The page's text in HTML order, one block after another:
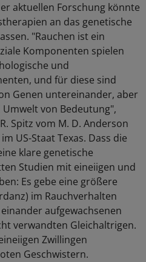
aktuellen Forschung könnte
an das genetische
"Rauchen ist ein
Komponenten spielen
und
und für diese sind
Genen untereinander, aber
von Bedeutung",
Spitz vom M. D. Anderson
US-Staat Texas. Dass die
klare genetische
Studien mit eineiigen und
Es gebe eine größere
im Rauchverhalten
aufgewachsenen
verwandten Gleichaltrigen.
Zwillingen
Geschwistern.